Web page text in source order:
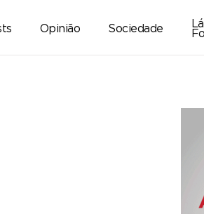
Opinião Sociedade
Lá